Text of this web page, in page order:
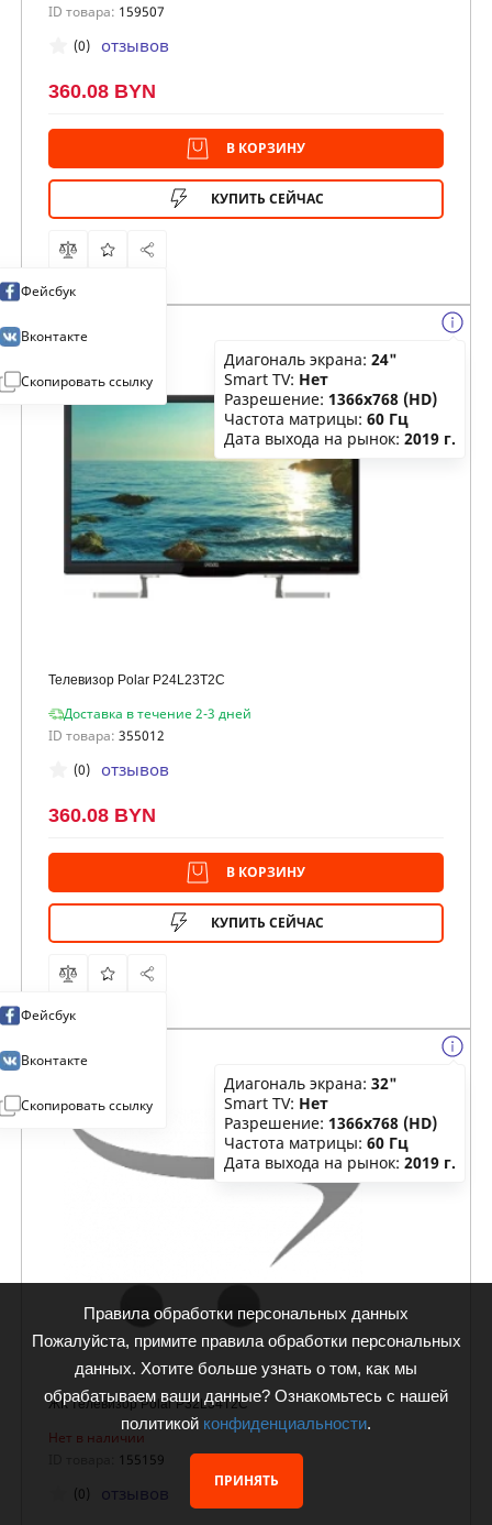
ID товара: 159507
(0) отзывов
360.08 BYN
В КОРЗИНУ
КУПИТЬ СЕЙЧАС
Фейсбук
Вконтакте
Скопировать ссылку
Телевизор Polar P24L23T2C
Доставка в течение 2-3 дней
ID товара: 355012
Диагональ экрана: 24"
Smart TV: Нет
Разрешение: 1366x768 (HD)
Частота матрицы: 60 Гц
Дата выхода на рынок: 2019 г.
(0) отзывов
360.08 BYN
В КОРЗИНУ
КУПИТЬ СЕЙЧАС
Фейсбук
Вконтакте
Скопировать ссылку
ЖК телевизор Polar P32L34T2C
Нет в наличии
155159
Диагональ экрана: 32"
Smart TV: Нет
Разрешение: 1366x768 (HD)
Частота матрицы: 60 Гц
Дата выхода на рынок: 2019 г.
(0) отзывов
Правила обработки персональных данных
Пожалуйста, примите правила обработки персональных
данных. Хотите больше узнать о том, как мы
обрабатываем ваши данные? Ознакомьтесь с нашей
политикой конфиденциальности.
ПРИНЯТЬ